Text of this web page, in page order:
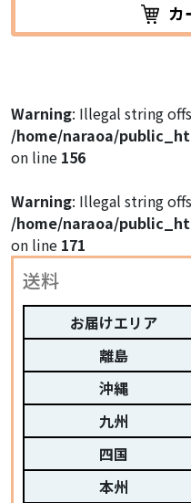
カ
Warning: Illegal string
/home/naraoa/
on line 156
Warning: Illegal string
/home/naraoa/
on line 171
送料
お届けエリア
離島
沖縄
九州
四国
本州